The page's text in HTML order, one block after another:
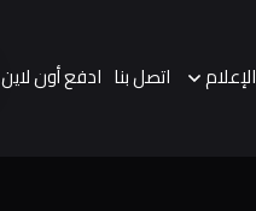
الإعلام اتصل بنا ادفع أون لاين